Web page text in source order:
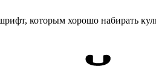
которым хорошо набирать